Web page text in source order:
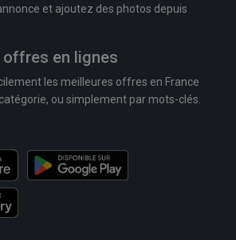
et ajoutez des photos depuis
en lignes
les meilleures offres en France
ou simplement par mots-clés.